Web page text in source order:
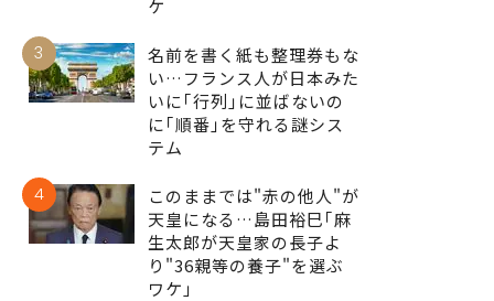
ケ
3
名前を書く紙も整理券もな
い…フランス人が日本みた
いに｢行列｣に並ばないの
に｢順番｣を守れる謎シス
テム
4
このままでは"赤の他人"が
天皇になる…島田裕巳｢麻
生太郎が天皇家の長子よ
り"36親等の養子"を選ぶ
ワケ｣